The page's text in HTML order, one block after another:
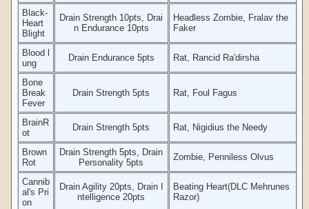
Black-
Heart
Blight
Drain Strength 10pts, Drai
n Endurance 10pts
Headless Zombie, Fralav the
Faker
Blood l
ung
Drain Endurance 5pts Rat, Rancid Ra'dirsha
Bone
Break
Fever
Drain Strength 5pts Rat, Foul Fagus
BrainR
ot
Drain Strength 5pts Rat, Nigidius the Needy
Brown
Rot
Drain Strength 5pts, Drain
Personality 5pts
Zombie, Penniless Olvus
Cannib
al's Pri
on
Drain Agility 20pts, Drain I
ntelligence 20pts
Beating Heart(DLC Mehrunes
Razor)